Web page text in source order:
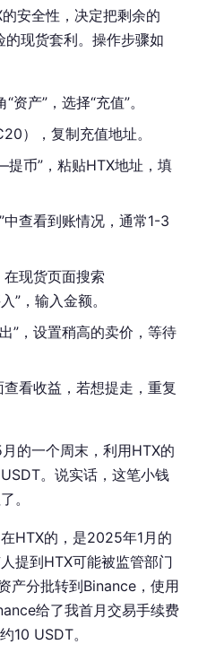
安全性，决定把剩余的
现货套利。操作步骤如
产”，选择“充值”。
），复制充值地址。
币”，粘贴HTX地址，填
中查看到账情况，通常1-3
在现货页面搜索
”，输入金额。
”，设置稍高的卖价，等待
看收益，若想提走，重复
的一个周末，利用HTX的
。说实话，这笔小钱
。
HTX的，是2025年1月的
提到HTX可能被监管部门
产分批转到Binance，使用
给了我首月交易手续费
10 USDT。